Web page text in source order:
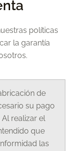
políticas
la garantía
de
su pago
realizar el
que
las